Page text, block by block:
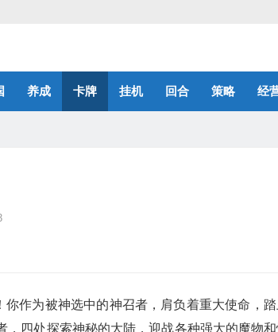
养成 卡牌 挂机 回合 策略 经
作为被神选中的神召者，肩负着重大使命，
四处探索神秘的大陆，迎战各种强大的魔物